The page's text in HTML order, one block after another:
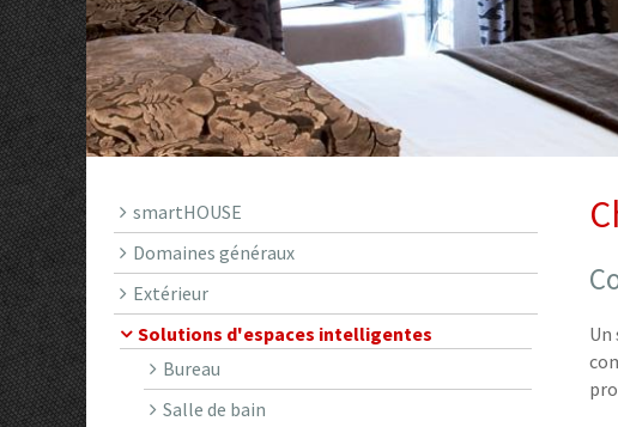
smartHOUSE
Domaines généraux
Extérieur
Solutions d'espaces intelligentes
Bureau
Salle de bain
Un